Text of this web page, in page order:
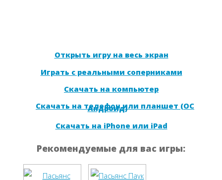
Открыть игру на весь экран
Играть с реальными соперниками
Скачать на компьютер
Скачать на телефон или планшет (ОС
Андроид)
Скачать на iPhone или iPad
Рекомендуемые для вас игры: